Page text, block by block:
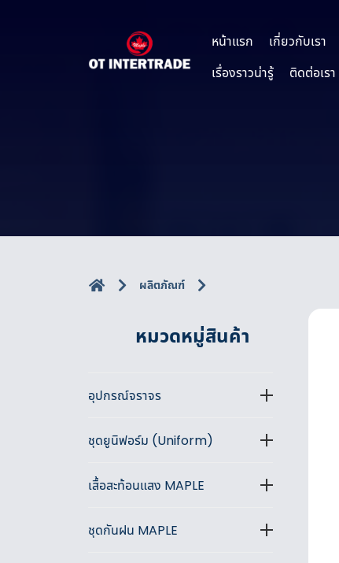
หน้าแรก เกี่ยวกับเรา
เรื่องราวน่ารู้
ติดต่อเรา
ผลิตภัณฑ์
หมวดหมู่สินค้า
อุปกรณ์จราจร
ชุดยูนิฟอร์ม (Uniform)
เสื้อสะท้อนแสง MAPLE
ชุดกันฝน MAPLE